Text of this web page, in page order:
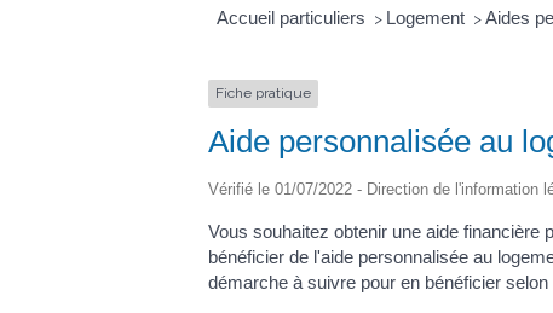
Accueil particuliers > Logement > Aides
Fiche pratique
Aide personnalisée au
Vérifié le 01/07/2022 - Direction de l'information
Vous souhaitez obtenir une aide
bénéficier de l'aide personnalisée au
démarche à suivre pour en bénéficier